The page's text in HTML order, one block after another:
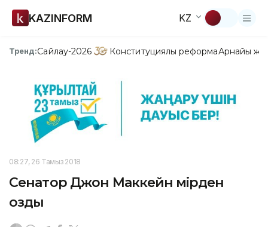
KAZINFORM KZ
Тренд:Сайлау-2026 Конституциялық реформаАрнайы
08:27, 26 Тамыз 2018
Сенатор Джон Маккейн өмірден
озды